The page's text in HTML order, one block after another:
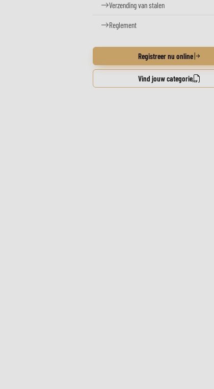
Verzending van stalen
Reglement
Registreer nu online
Vind jouw categorie